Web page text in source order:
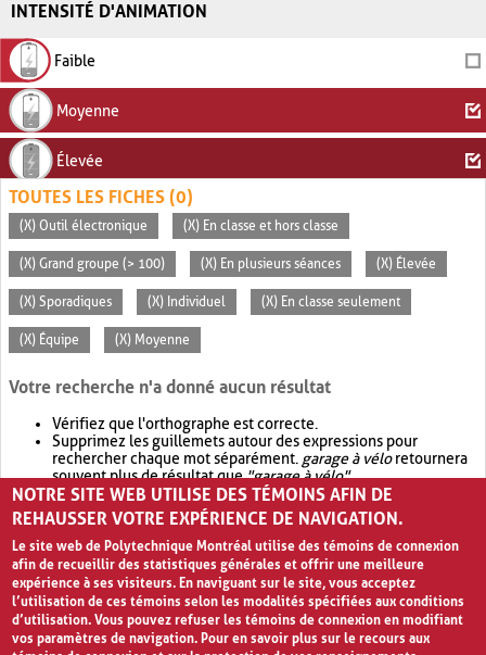
INTENSITÉ D'ANIMATION
Faible
Moyenne
Élevée
TOUTES LES FICHES (0)
(X) Outil électronique (X) En classe et hors classe
(X) Grand groupe (> 100) (X) En plusieurs séances (X) Élevée
(X) Sporadiques (X) Individuel (X) En classe seulement
(X) Équipe (X) Moyenne
Votre recherche n'a donné aucun résultat
Vérifiez que l'orthographe est correcte.
Supprimez les guillemets autour des expressions pour
rechercher chaque mot séparément. garage à véloretournera
souvent plus de résultat que"garage à vélo".
Envisagez d'élargir votre recherche avec OR.garage OR vélo
retournera souvent plus de résultat quegarage à vélo
NOTRE SITE WEB UTILISE DES TÉMOINS AFIN DE
REHAUSSER VOTRE EXPÉRIENCE DE NAVIGATION.
Le site web de Polytechnique Montréal utilise des témoins de connexion
afin de recueillir des statistiques générales et offrir une meilleure
expérience à ses visiteurs. En naviguant sur le site, vous acceptez
l’utilisation de ces témoins selon les modalités spécifiées aux conditions
d’utilisation. Vous pouvez refuser les témoins de connexion en modifiant
vos paramètres de navigation. Pour en savoir plus sur le recours aux